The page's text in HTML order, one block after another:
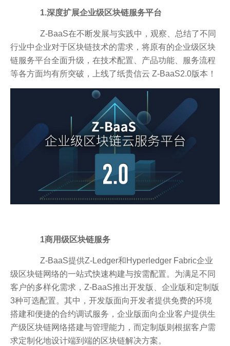
1.深度扩展企业级区块链服务平台
Z-BaaS在不断发展与实践中，观察、总结了不同
行业中企业对于区块链技术的需求，将原有的企业级区块
链服务平台全面升级，在技术配置、产品功能、服务流程
等各方面均有所突破，上线了纸贵信云 Z-BaaS2.0版本！
1商用级区块链服务
Z-BaaS提供Z-Ledger和Hyperledger Fabric企业
级区块链网络的一站式快速构建与按需配置。为满足不同
客户的多样化需求，Z-BaaS推出开发版、企业版和定制版
3种可选配置。其中，开发版面向开发者提供免费的环境
搭建和便捷的合约调试服务，企业版面向企业客户提供生
产级区块链网络搭建与管理能力，而定制版则根据客户需
求定制化地设计端到端的区块链解决方案。